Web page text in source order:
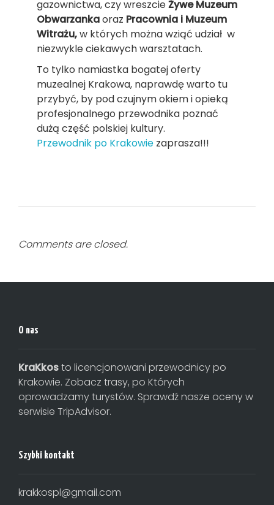
gazownictwa, czy wreszcieŻywe Muzeum
Obwarzankaoraz Pracownia i Muzeum
Witrażu,w których można wziąć udział w
niezwykle ciekawych warsztatach.
To tylko namiastka bogatej oferty
muzealnej Krakowa, naprawdę warto tu
przybyć, by pod czujnym okiem i opieką
profesjonalnego przewodnika poznać
dużą część polskiej kultury.
Przewodnik po Krakowie zaprasza!!!
Comments are closed.
O nas
KraKkosto licencjonowani przewodnicy po
Krakowie. Zobacz trasy, po Których
oprowadzamy turystów. Sprawdź nasze oceny w
serwisie TripAdvisor.
Szybki kontakt
krakkospl@gmail.com